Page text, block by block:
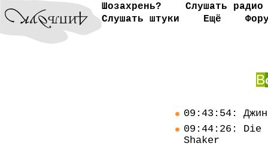
Шозахрень?
Слушать радио
Слушать штуки
Ещё
В
09:43:54:
09:44:26: Die
Shaker